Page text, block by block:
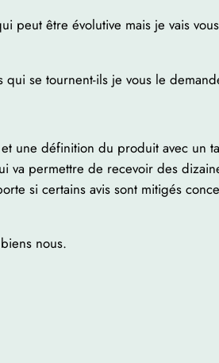
peut être évolutive mais je vais
qui se tournent-ils je vous le
une définition du produit avec un
permettre de recevoir des
si certains avis sont mitigés
nous.